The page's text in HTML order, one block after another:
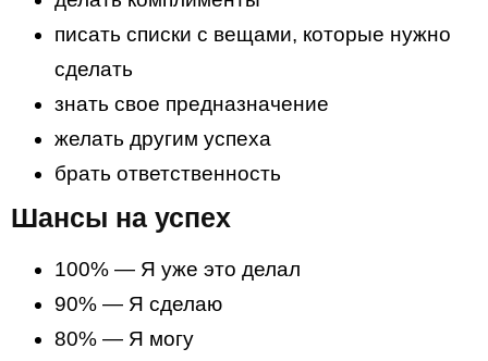
писать списки с вещами, которые нужно
сделать
знать свое предназначение
желать другим успеха
брать ответственность
Шансы на успех
100% — Я уже это делал
90% — Я сделаю
80% — Я могу